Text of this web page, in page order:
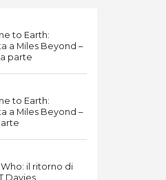
to Earth:
a Miles Beyond –
parte
to Earth:
a Miles Beyond –
il ritorno di
Davies